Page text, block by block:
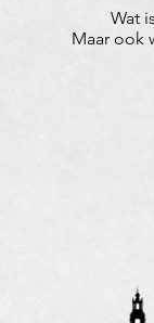
Wat
Maar ook